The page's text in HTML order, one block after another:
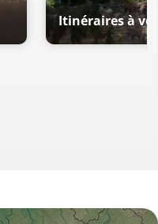
Itinéraires à